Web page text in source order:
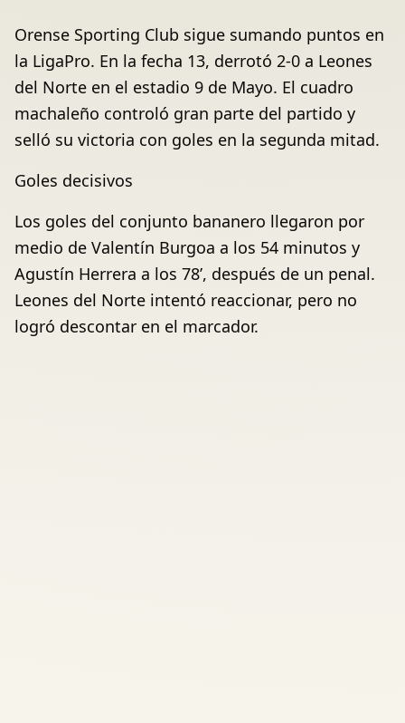
Orense Sporting Club sigue sumando puntos en
la LigaPro. En la fecha 13, derrotó 2-0 a Leones
del Norte en el estadio 9 de Mayo. El cuadro
machaleño controló gran parte del partido y
selló su victoria con goles en la segunda mitad.
Goles decisivos
Los goles del conjunto bananero llegaron por
medio de Valentín Burgoa a los 54 minutos y
Agustín Herrera a los 78’, después de un penal.
Leones del Norte intentó reaccionar, pero no
logró descontar en el marcador.